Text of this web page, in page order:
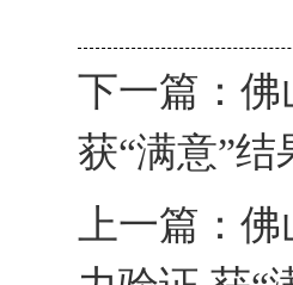
下一篇： 佛
获“满意”结
上一篇： 佛